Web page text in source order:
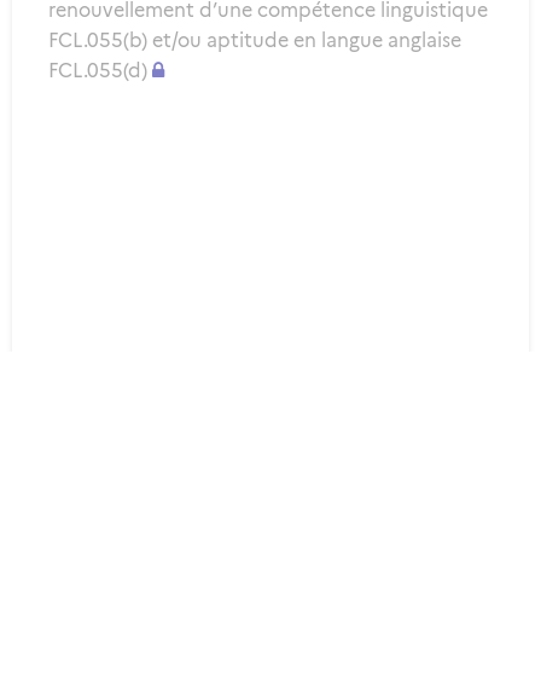
renouvellement d’une compétence linguistique
FCL.055(b) et/ou aptitude en langue anglaise
FCL.055(d)